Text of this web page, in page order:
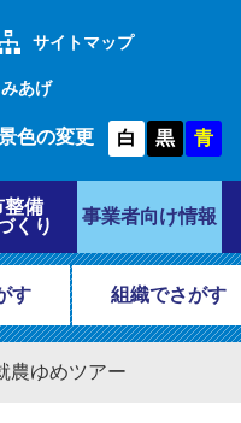
サイトマップ
あげ
色の変更 白 黒 青
整備
くり
事業者向け情報
す 組織でさがす
農ゆめツアー